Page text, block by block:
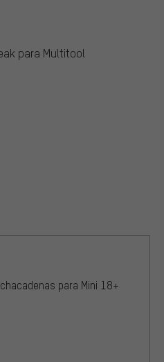
para Multitool
para Mini 18+